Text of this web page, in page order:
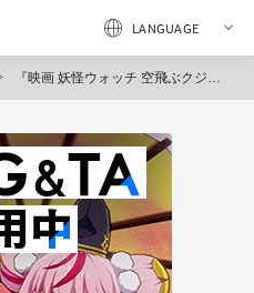
『映画 妖怪ウォッチ 空飛ぶクジラとダブル世界の大冒険だニャン！』（VFX制作：オー・エル・エム・デジタルほか）